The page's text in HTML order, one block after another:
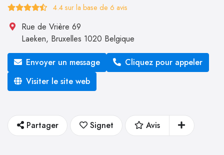
4.4 sur la base de 6 avis
Rue de Vrière 69
Laeken, Bruxelles 1020 Belgique
Envoyer un message
Cliquez pour appeler
Visiter le site web
Partager Signet Avis